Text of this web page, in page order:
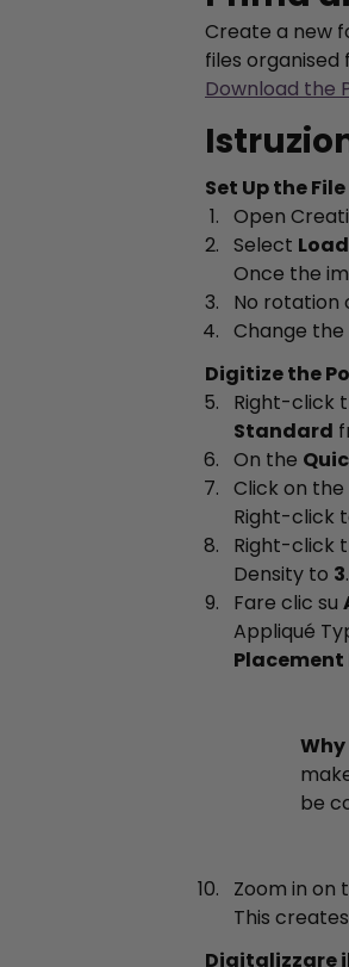
Create a new
files
Download the
Set Up the File
Open
Select
Once the
No rotation
Change
Digitize the
Right-click
Standard
On the
Click on
Right-click
Right-click
Density to 3
Fare clic su
Appliqué
Placement
be
Zoom in on
This
Digitalizzare